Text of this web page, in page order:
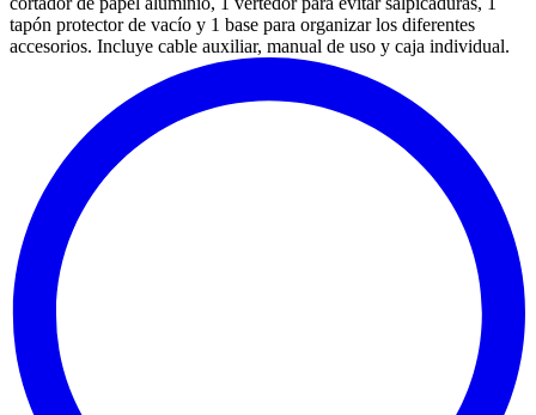
tapón protector de vacío y 1 base para organizar los diferentes
accesorios. Incluye cable auxiliar, manual de uso y caja individual.